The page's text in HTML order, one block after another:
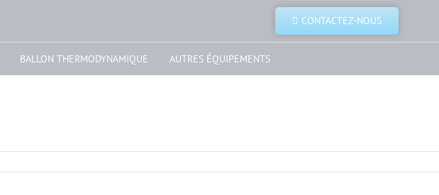
CONTACTEZ-NOUS
BALLON THERMODYNAMIQUE AUTRES ÉQUIPEMENTS